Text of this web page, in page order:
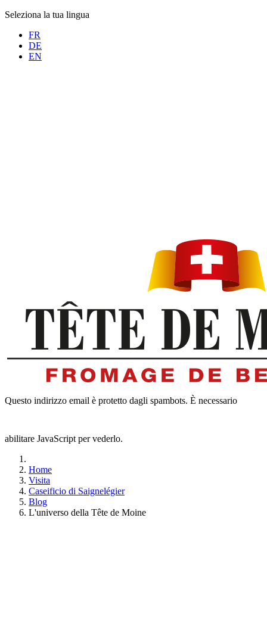
Seleziona la tua lingua
FR
DE
EN
Questo indirizzo email è protetto dagli spambots. È necessario
abilitare JavaScript per vederlo.
Home
Visita
Caseificio di Saignelégier
Blog
L'universo della Tête de Moine